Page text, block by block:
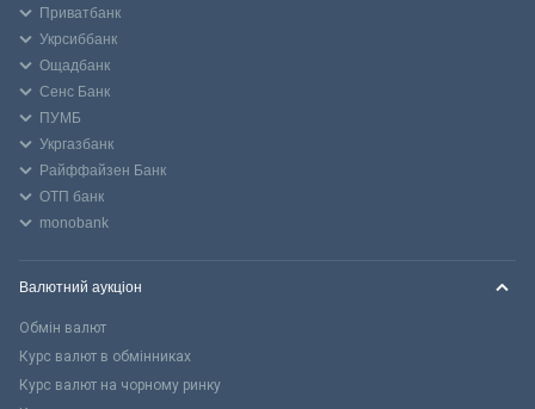
Приватбанк
Укрсиббанк
Ощадбанк
Сенс Банк
ПУМБ
Укргазбанк
Райффайзен Банк
ОТП банк
monobank
Валютний аукціон
Обмін валют
Курс валют в обмінниках
Курс валют на чорному ринку